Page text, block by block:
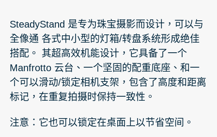
SteadyStand 是专为珠宝摄影而设计，可以与
全像通 各式中小型的灯箱/转盘系统形成绝佳
搭配。 其超高效机能设计，它具备了一个
Manfrotto 云台、一个坚固的配重底座、和一
个可以滑动/锁定相机支架，包含了高度和距离
标记，在重复拍摄时保持一致性。
注意：它也可以锁定在桌面上以节省空间。